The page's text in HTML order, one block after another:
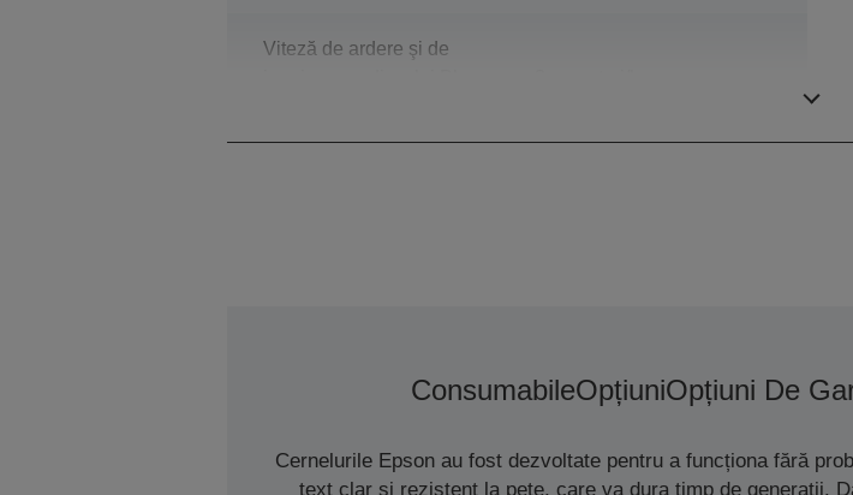
Viteză de ardere şi de
ConsumabileOpțiuniOpțiuni De
Cernelurile Epson au fost dezvoltate pentru a funcționa fără
text clar și rezistent la pete, care va dura timp de generații.